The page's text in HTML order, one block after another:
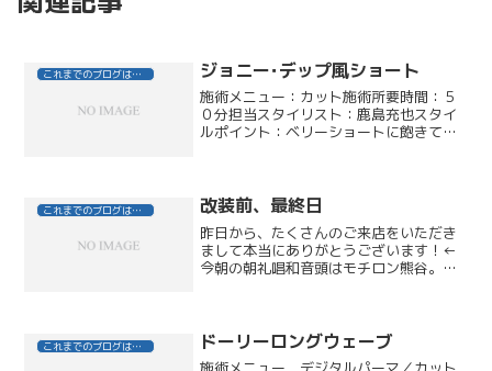
これまでのブログはこちら ジョニー･デップ風ショート
施術メニュー：カット施術所要時間：５
０分担当スタイリスト：鹿島充也スタイ
ルポイント：ベリーショートに飽きてき
はボリュームを抑えてタイ...
これまでのブログはこちら 改装前、最終日
昨日から、たくさんのご来店をいただき
まして本当にありがとうございます！←
今朝の朝礼唱和音頭はモチロン熊谷。
営業終了後は、スタッフ全員で引...
これまでのブログはこちら ドーリーロングウェーブ